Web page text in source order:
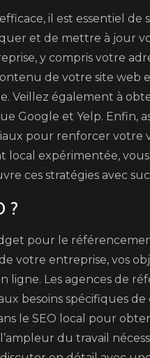
il est essentiel de
et de mettre à jour
y compris votre
de votre site web
également à
Google et Yelp. Enfin,
pour renforcer votre
expérimentée,
ces stratégies avec
?
pour le
votre entreprise, vos
ligne. Les agences de
besoins spécifiques
le SEO local pour
du travail